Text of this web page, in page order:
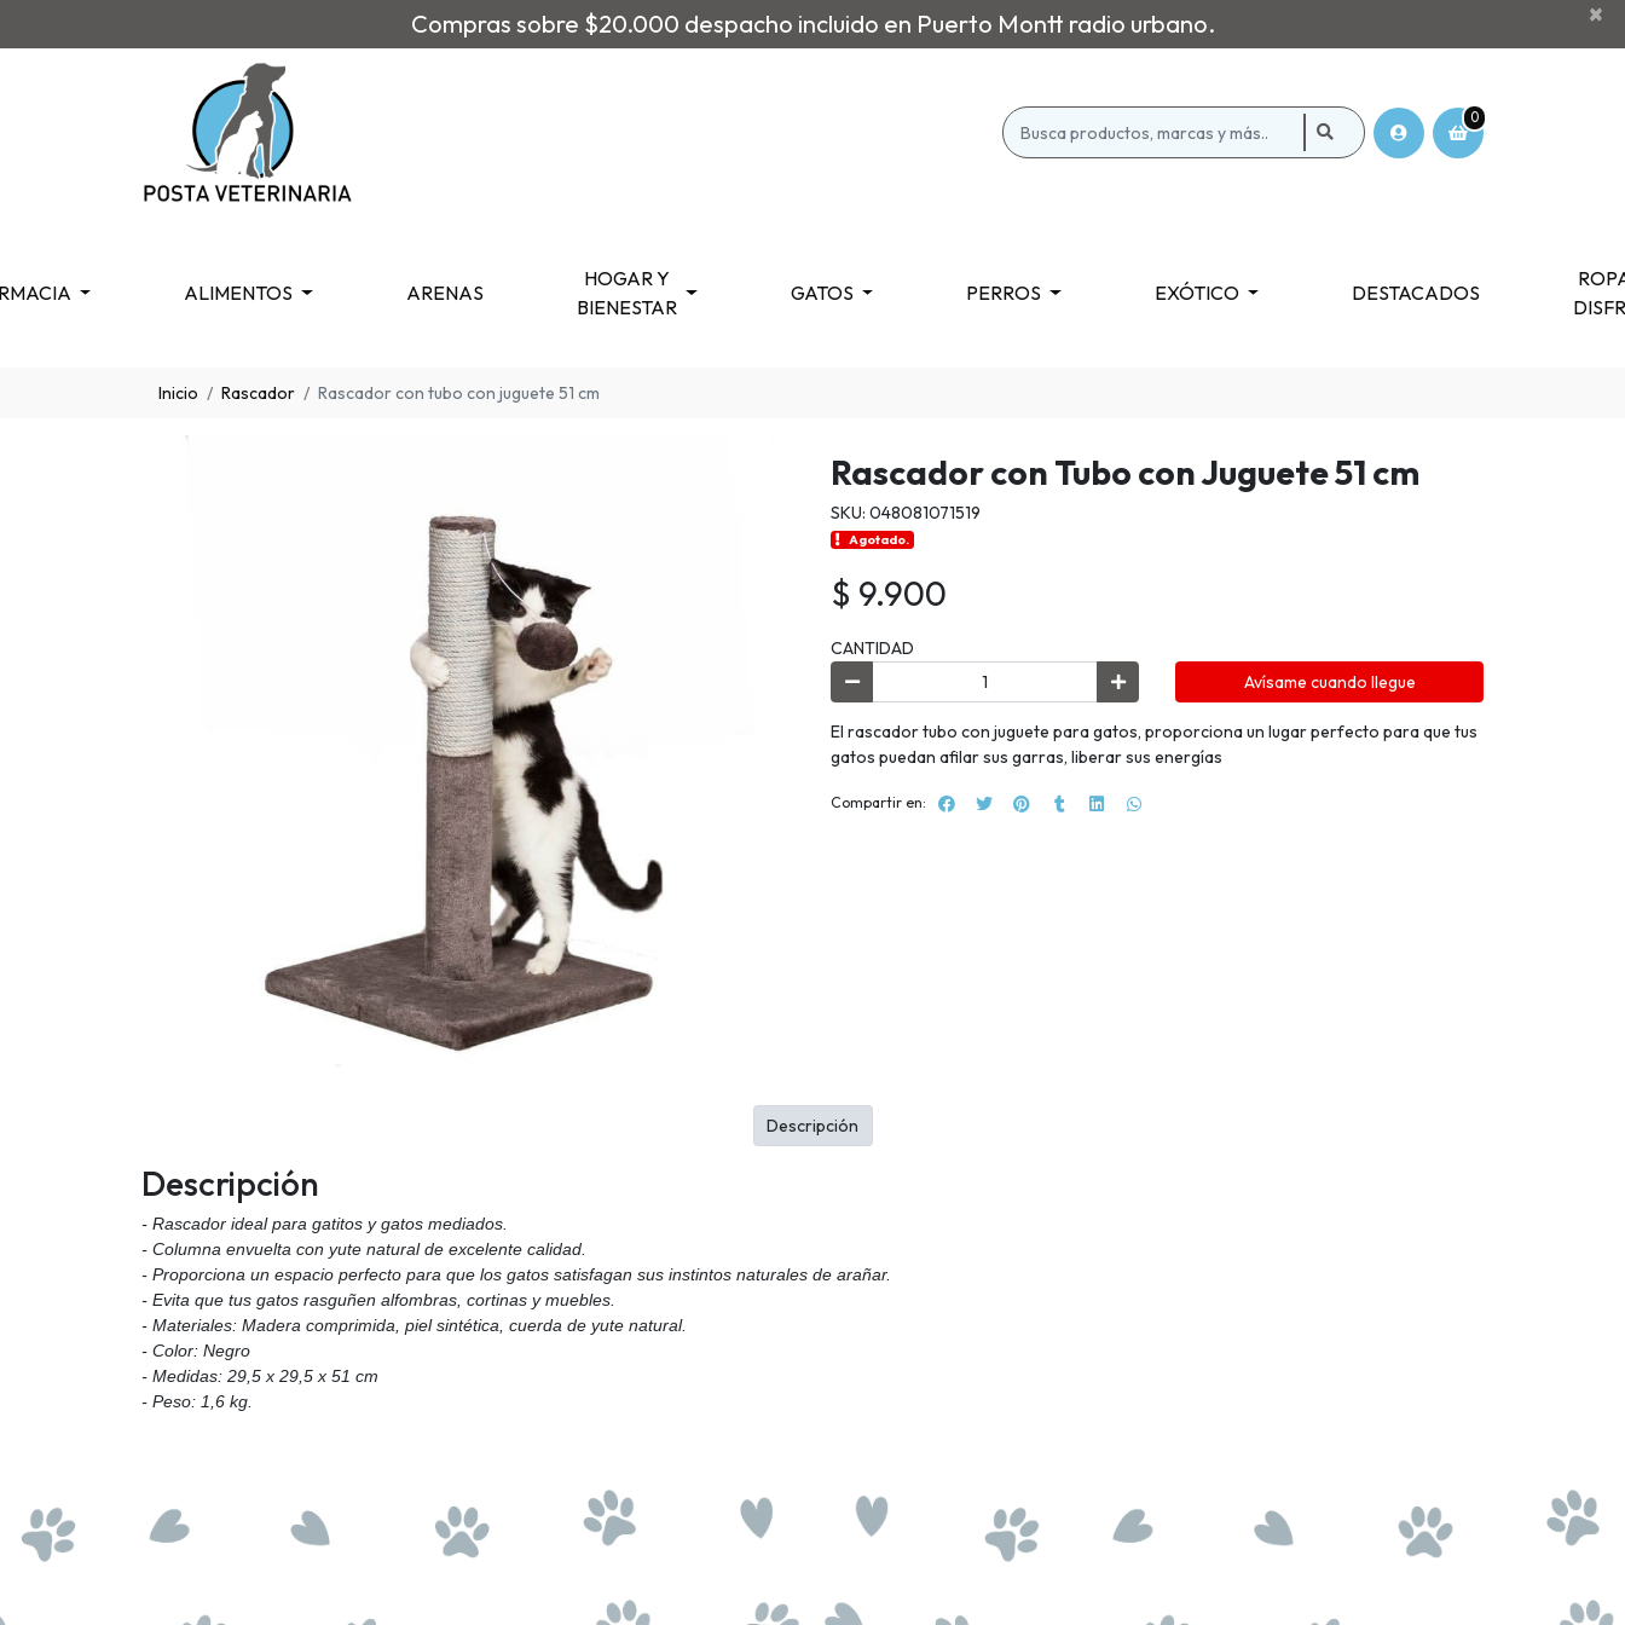
Compras sobre $20.000 despacho incluido en Puerto Montt radio urbano. ×
0
ALIMENTOS ARENAS
HOGAR Y
BIENESTAR
GATOS PERROS EXÓTICO DESTACADOS
Inicio Rascador Rascador con tubo con juguete 51 cm
Rascador con Tubo con Juguete 51 cm
SKU: 048081071519
Agotado.
$ 9.900
CANTIDAD
Avísame cuando llegue
El rascador tubo con juguete para gatos, proporciona un lugar perfecto para que tus
gatos puedan afilar sus garras, liberar sus energías
Compartir en:
Descripción
- Rascador ideal para gatitos y gatos mediados.
- Columna envuelta con yute natural de excelente calidad.
- Proporciona un espacio perfecto para que los gatos satisfagan sus instintos naturales de arañar.
- Evita que tus gatos rasguñen alfombras, cortinas y muebles.
- Materiales: Madera comprimida, piel sintética, cuerda de yute natural.
- Color: Negro
- Medidas: 29,5 x 29,5 x 51 cm
- Peso: 1,6 kg.
Descripción